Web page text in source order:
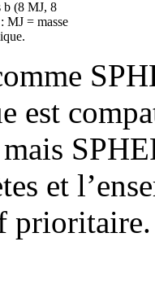
b (8 MJ, 8
MJ = masse
est
et